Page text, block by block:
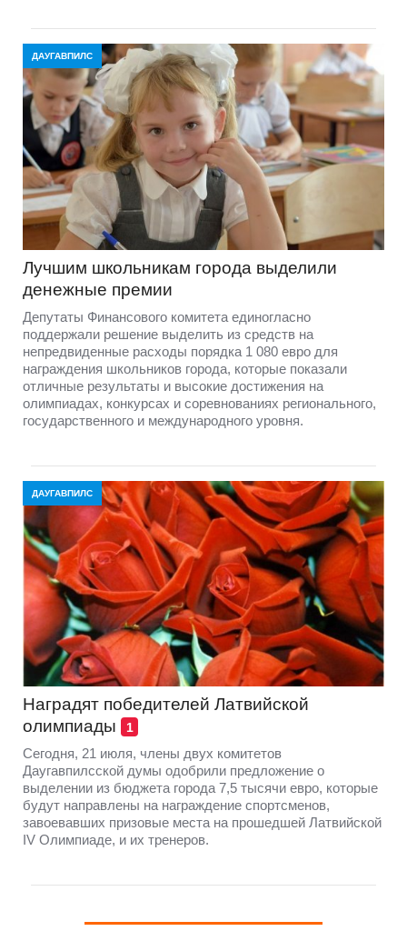
ДАУГАВПИЛС
Лучшим школьникам города выделили
денежные премии
Депутаты Финансового комитета единогласно
поддержали решение выделить из средств на
непредвиденные расходы порядка 1 080 евро для
награждения школьников города, которые показали
отличные результаты и высокие достижения на
олимпиадах, конкурсах и соревнованиях регионального,
государственного и международного уровня.
ДАУГАВПИЛС
Наградят победителей Латвийской
олимпиады
1
Сегодня, 21 июля, члены двух комитетов
Даугавпилсской думы одобрили предложение о
выделении из бюджета города 7,5 тысячи евро, которые
будут направлены на награждение спортсменов,
завоевавших призовые места на прошедшей Латвийской
IV Олимпиаде, и их тренеров.